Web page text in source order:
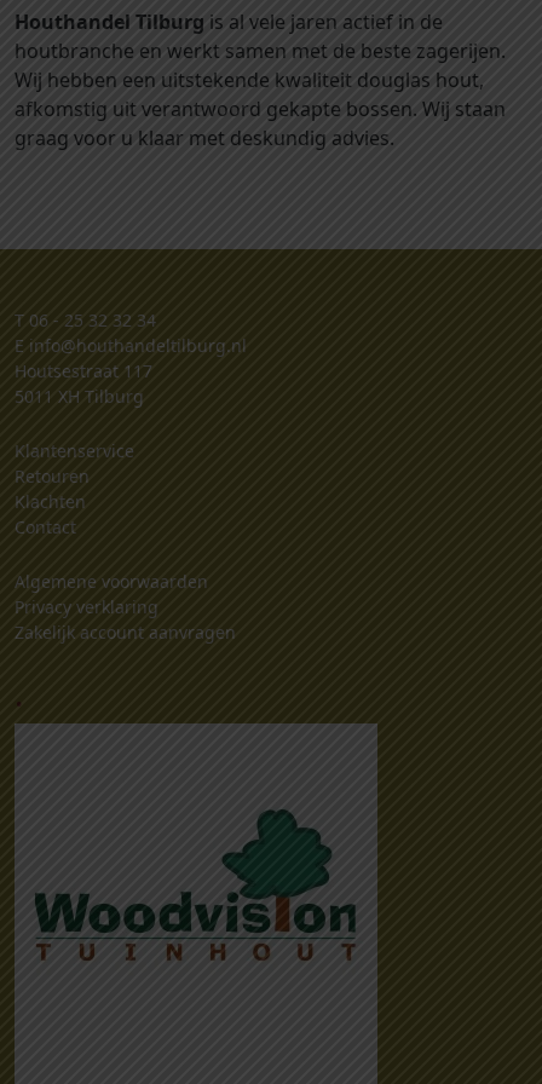
Houthandel Tilburg is al vele jaren actief in de
houtbranche en werkt samen met de beste zagerijen.
Wij hebben een uitstekende kwaliteit douglas hout,
afkomstig uit verantwoord gekapte bossen. Wij staan
graag voor u klaar met deskundig advies.
T 06 - 25 32 32 34
E info@houthandeltilburg.nl
Houtsestraat 117
5011 XH Tilburg
Klantenservice
Retouren
Klachten
Contact
Algemene voorwaarden
Privacy verklaring
Zakelijk account aanvragen
.